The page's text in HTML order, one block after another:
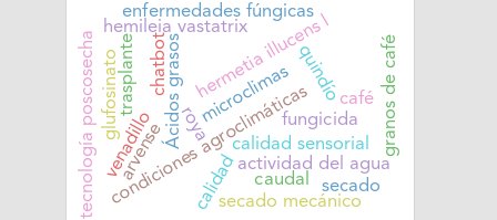
Ácidos grasos
condiciones agroclimáticas
calidad sensorial
quindío
hermetia illucens l
roya
hemileia vastatrix
fungicida
chatbot microclimas
actividad del agua
café
arvense
venadillo
glufosinato
calidad caudal
enfermedades fúngicas
granos de café
secado mecánico
tecnología poscosecha trasplante
secado